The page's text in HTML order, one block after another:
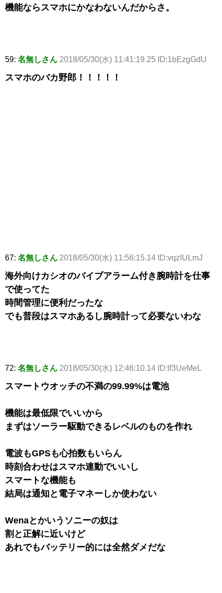
機能ならスマホにかなわないんだからさ。
59: 名無しさん 2018/05/30(水) 11:41:19.25 ID:1bEzgGdU
スマホのバカ野郎！！！！！
67: 名無しさん 2018/05/30(水) 11:56:15.14 ID:vqzIULmJ
海外向けカシオのバイブアラーム付き腕時計を仕事
で使ってた
時間管理に便利だったな
でも普段はスマホあるし腕時計って必要ないわな
72: 名無しさん 2018/05/30(水) 12:46:10.14 ID:lf3UeMeL
スマートウオッチの不満の99.99%は電池
機能は最低限でいいから
まずはソーラー駆動できるレベルのものを作れ
電波もGPSも心拍数もいらん
時刻合わせはスマホ連動でいいし
スマートな機能も
結局は通知と電子マネーしか使わない
Wenaとかいうソニーの奴は
割と正解に近いけど
あれでもバッテリー的には全然ダメだな